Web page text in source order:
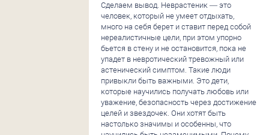
Сделаем вывод. Неврастеник — это
человек, который не умеет отдыхать,
много на себя берет и ставит перед собой
нереалистичные цели, при этом упорно
бьется в стену и не остановится, пока не
упадет в невротический тревожный или
астенический симптом. Такие люди
привыкли быть важными. Это дети,
которые научились получать любовь или
уважение, безопасность через достижение
целей и звездочек. Они хотят быть
настолько значимы и особенны, что